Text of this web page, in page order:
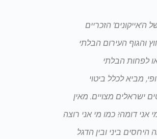
ה'אייקונים' הזכריים
והגוף העירום הבלתי
לפחות הבלתי
מביא לכלל ביטוי
ישראלים מצויים. מאין
אני דומה? כמו מי אני רוצה
היחסים ביני ובין הדגל